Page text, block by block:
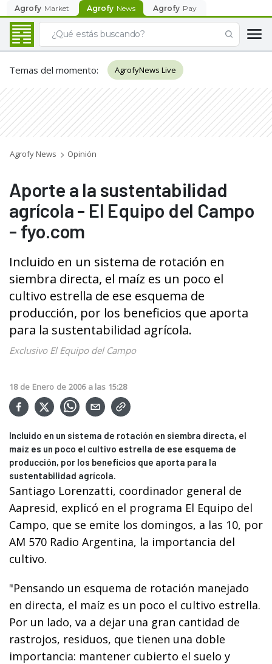
Agrofy Market Agrofy News Agrofy Pay
Temas del momento: AgrofyNews Live
Agrofy News Opinión
Aporte a la sustentabilidad
agrícola - El Equipo del Campo
- fyo.com
Incluido en un sistema de rotación en
siembra directa, el maíz es un poco el
cultivo estrella de ese esquema de
producción, por los beneficios que aporta
para la sustentabilidad agrícola.
Exclusivo El Equipo del Campo
18 de Enero de 2006 a las 15:28
Incluido en un sistema de rotación en siembra directa, el
maíz es un poco el cultivo estrella de ese esquema de
producción, por los beneficios que aporta para la
sustentabilidad agrícola.
Santiago Lorenzatti, coordinador general de
Aapresid, explicó en el programa El Equipo del
Campo, que se emite los domingos, a las 10, por
AM 570 Radio Argentina, la importancia del
cultivo.
"Pensando un esquema de rotación manejado
en directa, el maíz es un poco el cultivo estrella.
Por un lado, va a dejar una gran cantidad de
rastrojos, residuos, que tienen una doble
importancia: mantener cubierto el suelo y